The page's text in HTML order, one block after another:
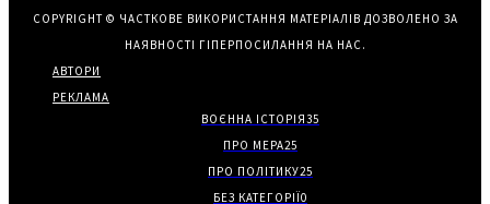
COPYRIGHT © ЧАСТКОВЕ ВИКОРИСТАННЯ МАТЕРІАЛІВ ДОЗВОЛЕНО ЗА
НАЯВНОСТІ ГІПЕРПОСИЛАННЯ НА НАС.
АВТОРИ
РЕКЛАМА
ВОЄННА ІСТОРІЯ35
ПРО МЕРА25
ПРО ПОЛІТИКУ25
БЕЗ КАТЕГОРІЇ0